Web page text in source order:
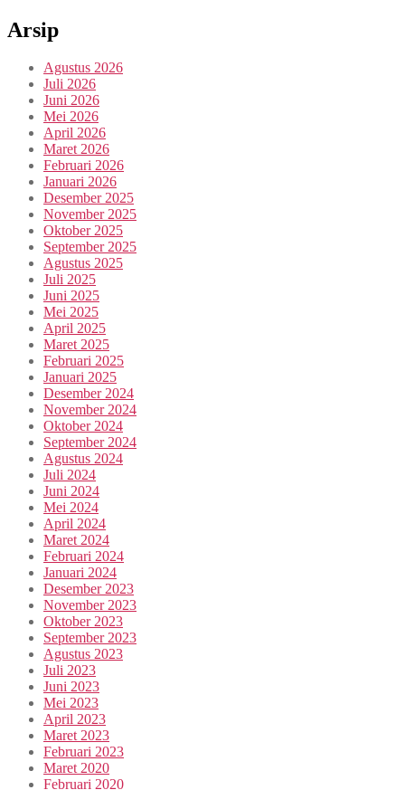
Arsip
Agustus 2026
Juli 2026
Juni 2026
Mei 2026
April 2026
Maret 2026
Februari 2026
Januari 2026
Desember 2025
November 2025
Oktober 2025
September 2025
Agustus 2025
Juli 2025
Juni 2025
Mei 2025
April 2025
Maret 2025
Februari 2025
Januari 2025
Desember 2024
November 2024
Oktober 2024
September 2024
Agustus 2024
Juli 2024
Juni 2024
Mei 2024
April 2024
Maret 2024
Februari 2024
Januari 2024
Desember 2023
November 2023
Oktober 2023
September 2023
Agustus 2023
Juli 2023
Juni 2023
Mei 2023
April 2023
Maret 2023
Februari 2023
Maret 2020
Februari 2020